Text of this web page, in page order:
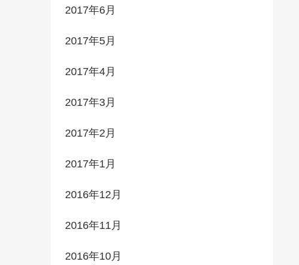
2017年6月
2017年5月
2017年4月
2017年3月
2017年2月
2017年1月
2016年12月
2016年11月
2016年10月